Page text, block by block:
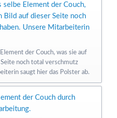
der Couch, was sie auf
noch total verschmutz
saugt hier das Polster ab.